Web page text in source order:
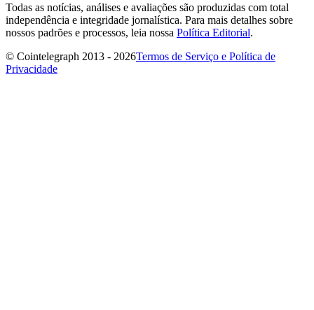
Todas as notícias, análises e avaliações são produzidas com total
independência e integridade jornalística. Para mais detalhes sobre
nossos padrões e processos, leia nossa Política Editorial.
© Cointelegraph 2013 - 2026Termos de Serviço e Política de
Privacidade